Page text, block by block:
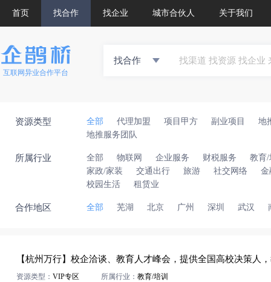
首页 找合作 找企业 城市合伙人 关于我们
互联网异业合作平台
找合作
资源类型 全部 代理加盟 项目甲方 副业项目
地
地推服务团队
所属行业 全部 物联网 企业服务 财税服务
教育/
家政/家装
交通出行 旅游 社交网络
金
校园生活
租赁业
合作地区 全部 芜湖 北京 广州 深圳 武汉
【杭州万行】校企洽谈、教育人才峰会，提供全国高校决策人
资源类型： VIP专区 所属行业： 教育/培训